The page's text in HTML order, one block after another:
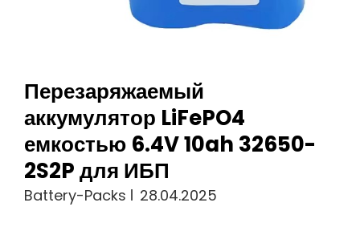
Аккумуляторы
Перезаряжаемый
аккумулятор LiFePO4
емкостью 6.4V 10ah 32650-
2S2P для ИБП
Battery-Packs 28.04.2025